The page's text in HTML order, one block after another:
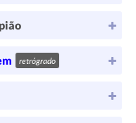
retrógrado